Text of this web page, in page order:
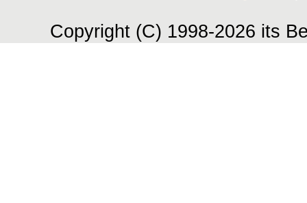
Copyright (C) 1998-2026 its